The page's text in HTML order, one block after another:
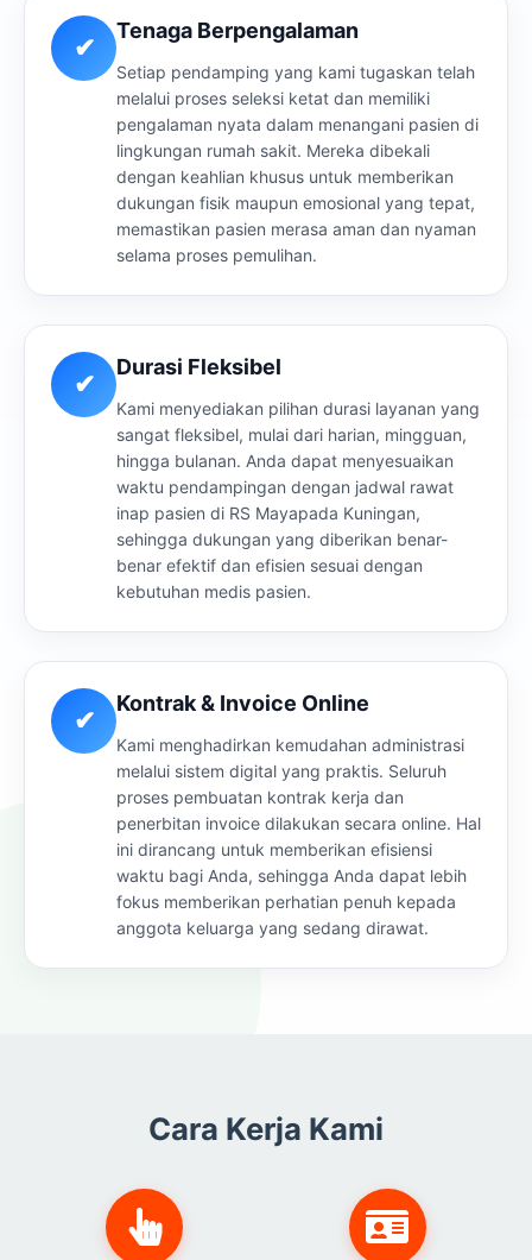
✔
Tenaga Berpengalaman
Setiap pendamping yang kami tugaskan telah
melalui proses seleksi ketat dan memiliki
pengalaman nyata dalam menangani pasien di
lingkungan rumah sakit. Mereka dibekali
dengan keahlian khusus untuk memberikan
dukungan fisik maupun emosional yang tepat,
memastikan pasien merasa aman dan nyaman
selama proses pemulihan.
✔
Durasi Fleksibel
Kami menyediakan pilihan durasi layanan yang
sangat fleksibel, mulai dari harian, mingguan,
hingga bulanan. Anda dapat menyesuaikan
waktu pendampingan dengan jadwal rawat
inap pasien di RS Mayapada Kuningan,
sehingga dukungan yang diberikan benar-
benar efektif dan efisien sesuai dengan
kebutuhan medis pasien.
✔
Kontrak & Invoice Online
Kami menghadirkan kemudahan administrasi
melalui sistem digital yang praktis. Seluruh
proses pembuatan kontrak kerja dan
penerbitan invoice dilakukan secara online. Hal
ini dirancang untuk memberikan efisiensi
waktu bagi Anda, sehingga Anda dapat lebih
fokus memberikan perhatian penuh kepada
anggota keluarga yang sedang dirawat.
Cara Kerja Kami